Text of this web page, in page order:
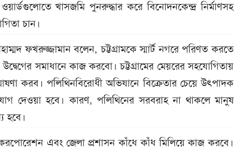
খাসজমি পুনরুদ্ধার করে বিনোদনকেন্দ্র নির্মাণসহ
চান।
ফখরুজ্জামান বলেন, চট্টগ্রামকে স্মার্ট নগরে পরিণত করতে
সমাধানে কাজ করবো। চট্টগ্রামের মেয়রের সহযোগিতায়
করব। পলিথিনবিরোধী অভিযানে বিক্রেতার চেয়ে উৎপাদক
দেওয়া হবে। কারণ, পলিথিনের সরবরাহ না থাকলে মানুষ
হবে।
করপোরেশন এবং জেলা প্রশাসন কাঁধে কাঁধ মিলিয়ে কাজ করবে।